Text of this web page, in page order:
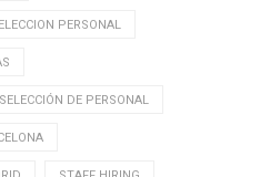
PERSONAL
SELECCIÓN DE PERSONAL